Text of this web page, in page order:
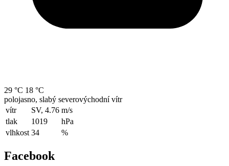
29 °C 18 °C
polojasno, slabý severovýchodní vítr
vítr
SV, 4.76 m/s
tlak
1019
hPa
vlhkost 34 %
Facebook